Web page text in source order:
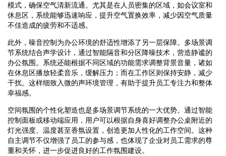
模式，确保空气清新流通。尤其是在人员密集的区域，如会议室和
休息区，系统能够迅速响应，提升空气置换效率，减少因空气质量
不佳造成的疲劳和不适感。
此外，噪音控制为办公环境的舒适性增添了另一层保障。多场景调
节系统结合声学设计，通过智能隔音和分区降噪技术，营造静谧的
办公氛围。系统还能根据不同区域的功能需求调整背景音量，诸如
在休息区播放轻柔音乐，缓解压力；而在工作区则保持安静，减少
干扰。这样细致入微的声环境管理，有助于提升员工专注力和整体
幸福感。
空间氛围的个性化塑造也是多场景调节系统的一大优势。通过智能
控制面板或移动端应用，用户可以根据自身喜好调整办公桌附近的
灯光强度、温度甚至香氛设置，创造更加人性化的工作空间。这种
自主调节不仅增强了员工的参与感，也体现了企业对员工需求的尊
重和关怀，进一步促进良好的工作氛围建设。